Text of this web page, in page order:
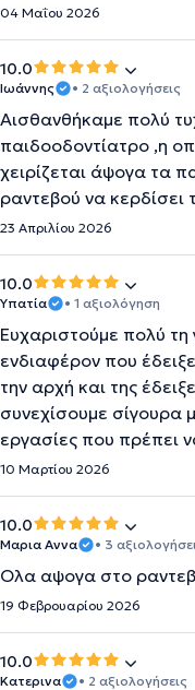
04 Μαΐου 2026
10.0
Ιωάννης • 2 αξιολογήσεις
Αισθανθήκαμε πολύ
παιδοοδοντίατρο ,η
χειρίζεται άψογα τα
ραντεβού να κερδίσει
23 Απριλίου 2026
10.0
Υπατία • 1 αξιολόγηση
Ευχαριστούμε πολύ τη
ενδιαφέρον που
την αρχή και της
συνεχίσουμε σίγουρα
εργασίες που πρέπει
10 Μαρτίου 2026
10.0
Μαρια Αννα • 3
Ολα αψογα στο
19 Φεβρουαρίου 2026
10.0
Κατερινα • 2 αξιολογήσεις